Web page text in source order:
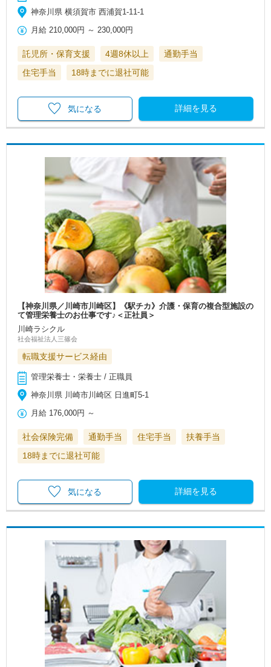
神奈川県 横須賀市 西浦賀1-11-1
月給 210,000円 ～ 230,000円
託児所・保育支援 4週8休以上
通勤手当
住宅手当
18時までに退社可能
詳細を見る
気になる
【神奈川県／川崎市川崎区】《駅チカ》介護・保育の複合型施設の
て管理栄養士のお仕事です♪＜正社員＞
川崎ラシクル
社会福祉法人三篠会
転職支援サービス経由
管理栄養士・栄養士 / 正職員
神奈川県 川崎市川崎区 日進町5-1
月給 176,000円 ～
社会保険完備 通勤手当 住宅手当
扶養手当
18時までに退社可能
詳細を見る
気になる